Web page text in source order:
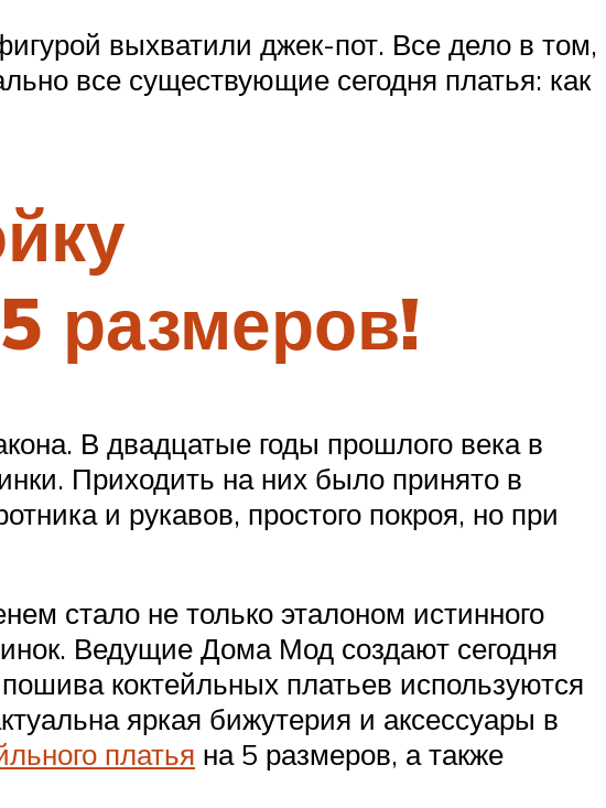
выхватили джек-пот. Все дело в том,
все существующие сегодня платья: как
размеров!
В двадцатые годы прошлого века в
Приходить на них было принято в
и рукавов, простого покроя, но при
стало не только эталоном истинного
Ведущие Дома Мод создают сегодня
коктейльных платьев используются
яркая бижутерия и аксессуары в
платья на 5 размеров, а также